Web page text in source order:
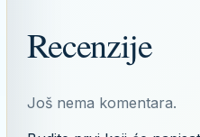
Recenzije
Još nema komentara.